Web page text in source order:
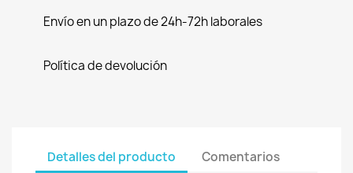
Envío en un plazo de 24h-72h laborales
Política de devolución
Detalles del producto Comentarios